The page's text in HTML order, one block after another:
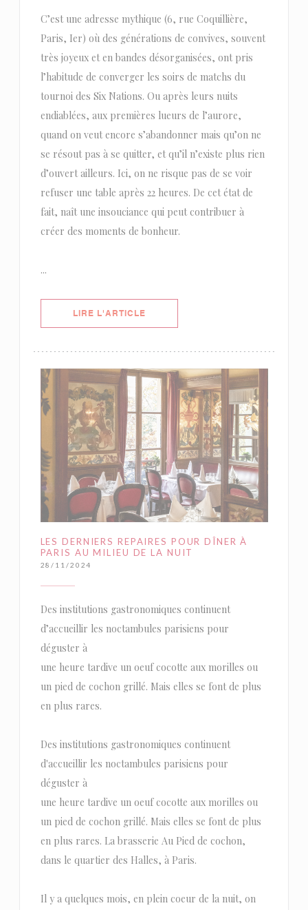
C’est une adresse mythique (6, rue Coquillière,
Paris, Ier) où des générations de convives, souvent
très joyeux et en bandes désorganisées, ont pris
l’habitude de converger les soirs de matchs du
tournoi des Six Nations. Ou après leurs nuits
endiablées, aux premières lueurs de l’aurore,
quand on veut encore s’abandonner mais qu’on ne
se résout pas à se quitter, et qu’il n’existe plus rien
d’ouvert ailleurs. Ici, on ne risque pas de se voir
refuser une table après 22 heures. De cet état de
fait, naît une insouciance qui peut contribuer à
créer des moments de bonheur.
...
LIRE L'ARTICLE((OUVRE UNE NOUVELLE
LES DERNIERS REPAIRES POUR DÎNER À
PARIS AU MILIEU DE LA NUIT
28/11/2024
Des institutions gastronomiques continuent
d’accueillir les noctambules parisiens pour
déguster à
une heure tardive un oeuf cocotte aux morilles ou
un pied de cochon grillé. Mais elles se font de plus
en plus rares.
Des institutions gastronomiques continuent
d'accueillir les noctambules parisiens pour
déguster à
une heure tardive un oeuf cocotte aux morilles ou
un pied de cochon grillé. Mais elles se font de plus
en plus rares. La brasserie Au Pied de cochon,
dans le quartier des Halles, à Paris.
Il y a quelques mois, en plein coeur de la nuit, on